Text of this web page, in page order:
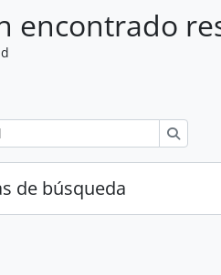
encontrado
de búsqueda